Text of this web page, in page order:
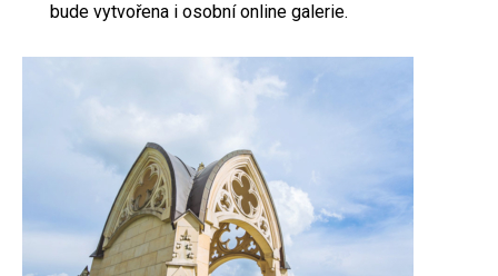
bude vytvořena i osobní online galerie.